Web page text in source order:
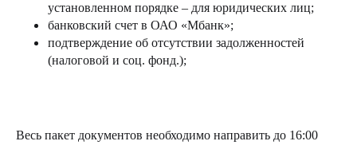
установленном порядке – для юридических лиц;
банковский счет в ОАО «Мбанк»;
подтверждение об отсутствии задолженностей
(налоговой и соц. фонд.);
Весь пакет документов необходимо направить до 16:00